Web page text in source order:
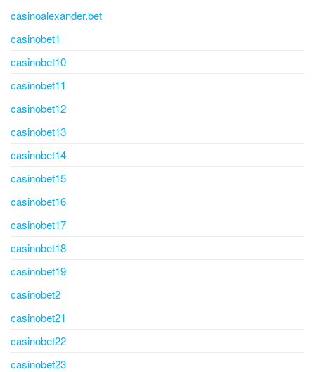
casinoalexander.bet
casinobet1
casinobet10
casinobet11
casinobet12
casinobet13
casinobet14
casinobet15
casinobet16
casinobet17
casinobet18
casinobet19
casinobet2
casinobet21
casinobet22
casinobet23